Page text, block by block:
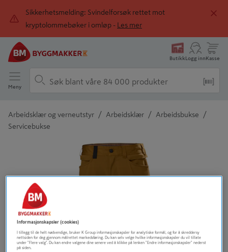
Sikkerhetsmelding: Svindelforsøk rettet mot
kryptolommebøker i omløp -
Les mer
ButikkLogg innKasse
Meny
Arbeidsklær og verneutstyr / Arbeidsklær / Arbeidsbukse /
Servicebukse
Detaljert beskrivelse finnes i produktbeskrivelsen
Informasjonskapsler (cookies)
I tillegg til de helt nødvendige, bruker K Group informasjonskapsler for analytiske formål, og for å skreddersy
nettsiden for deg gjennom målrettet markedsføring. Du kan selv velge hvilke informasjonskapsler du vil tillate
under "Flere valg". Du kan endre valgene dine senere ved å klikke på lenken "Endre informasjonskapsler" nederst
på siden.